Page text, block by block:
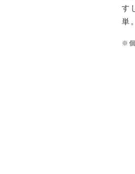
す
単
※個